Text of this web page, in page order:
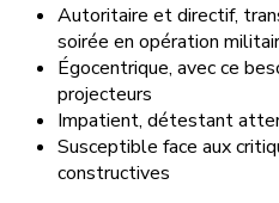
Autoritaire et directif,
soirée en opération
Égocentrique, avec ce
projecteurs
Impatient, détestant
Susceptible face aux
constructives